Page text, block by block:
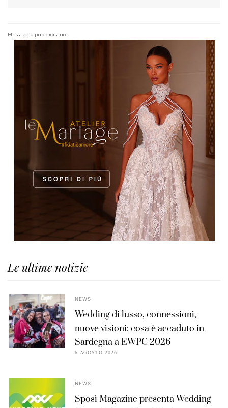
Messaggio pubblicitario
Le ultime notizie
NEWS
Wedding di lusso, connessioni,
nuove visioni: cosa è accaduto in
Sardegna a EWPC 2026
6 AGOSTO 2026
NEWS
Sposi Magazine presenta Wedding